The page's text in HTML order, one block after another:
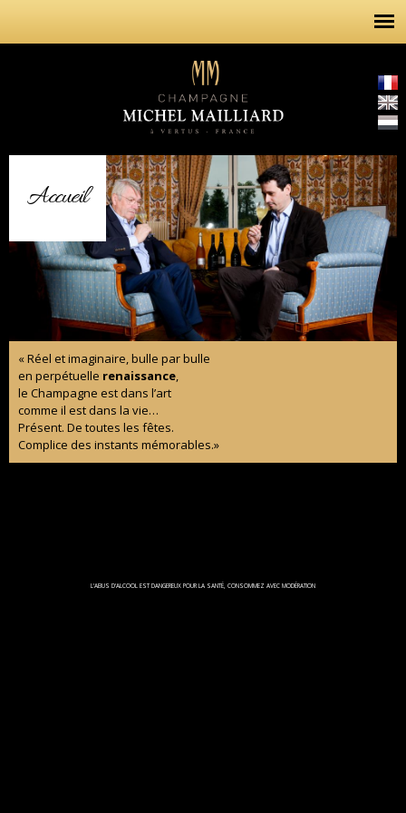
principal
Accueil
« Réel et imaginaire, bulle par bulle
en perpétuelle renaissance,
le Champagne est dans l’art
comme il est dans la vie…
Présent. De toutes les fêtes.
Complice des instants mémorables.»
L'ABUS D'ALCOOL EST DANGEREUX POUR LA SANTÉ, CONSOMMEZ AVEC MODÉRATION